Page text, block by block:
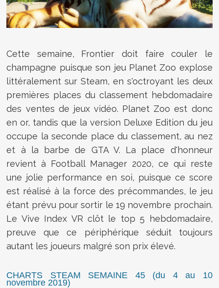
Cette semaine, Frontier doit faire couler le
champagne puisque son jeu Planet Zoo explose
littéralement sur Steam, en s'octroyant les deux
premières places du classement hebdomadaire
des ventes de jeux vidéo. Planet Zoo est donc
en or, tandis que la version Deluxe Edition du jeu
occupe la seconde place du classement, au nez
et à la barbe de GTA V. La place d'honneur
revient à Football Manager 2020, ce qui reste
une jolie performance en soi, puisque ce score
est réalisé à la force des précommandes, le jeu
étant prévu pour sortir le 19 novembre prochain.
Le Vive Index VR clôt le top 5 hebdomadaire,
preuve que ce périphérique séduit toujours
autant les joueurs malgré son prix élevé.
CHARTS STEAM SEMAINE 45 (du 4 au 10
novembre 2019)